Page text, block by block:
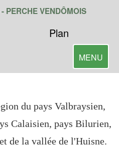
PERCHE VENDÔMOIS
Plan
Toggle
MENU
du pays Valbraysien,
Calaisien, pays Bilurien,
de la vallée de l'Huisne.